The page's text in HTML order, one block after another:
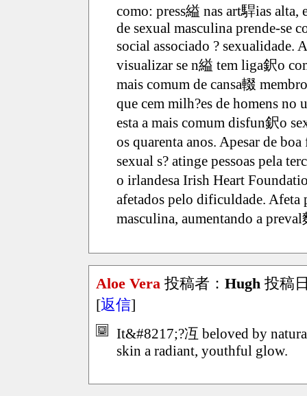
como: press縊 nas art駻ias alta,
de sexual masculina prende-se
social associado ? sexualidade.
visualizar se n縊 tem liga鈬o
mais comum de cansa輟
que cem milh?es de homens
esta a mais comum disfun鈬o
os quarenta anos. Apesar de
sexual s? atinge pessoas pela
o irlandesa Irish Heart
afetados pelo dificuldade.
masculina, aumentando a
Aloe Vera 投稿者： Hugh 投稿
[返信]
It&#8217;?冱 beloved by
skin a radiant, youthful glow.